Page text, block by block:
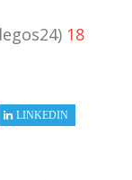
18
LINKEDIN